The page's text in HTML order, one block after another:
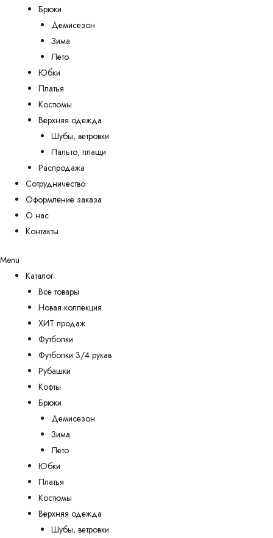
Брюки
Демисезон
Зима
Лето
Юбки
Платья
Костюмы
Верхняя одежда
Шубы, ветровки
Пальто, плащи
Распродажа
Сотрудничество
Оформление заказа
О нас
Контакты
Menu
Каталог
Все товары
Новая коллекция
ХИТ продаж
Футболки
Футболки 3/4 рукав
Рубашки
Кофты
Брюки
Демисезон
Зима
Лето
Юбки
Платья
Костюмы
Верхняя одежда
Шубы, ветровки